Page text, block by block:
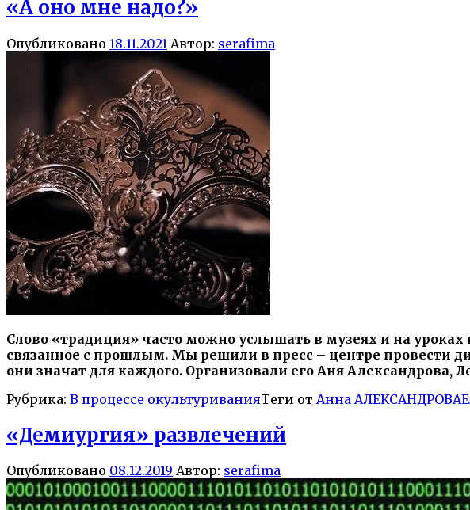
«А оно мне надо?»
Опубликовано 18.11.2021 Автор: serafima
Слово «традиция» часто можно услышать в музеях и на
связанное с прошлым. Мы решили в пресс – центре провести
они значат для каждого. Организовали его Аня Александрова,
Рубрика: В процессе окультуриванияТеги от Анна АЛЕКСАНДРОВА
«Демиургия» развлечений
Опубликовано 08.12.2019 Автор: serafima